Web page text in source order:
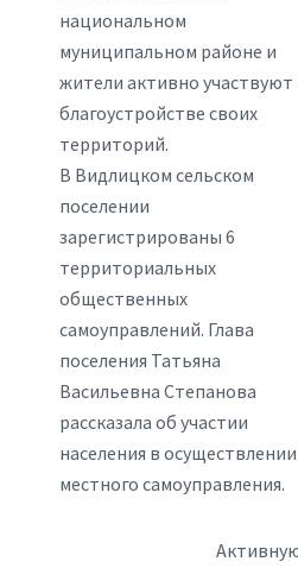
национальном
муниципальном районе и
жители активно участвуют
благоустройстве своих
территорий.
В Видлицком сельском
поселении
зарегистрированы 6
территориальных
общественных
самоуправлений. Глава
поселения Татьяна
Васильевна Степанова
рассказала об участии
населения в осуществлении
местного самоуправления.